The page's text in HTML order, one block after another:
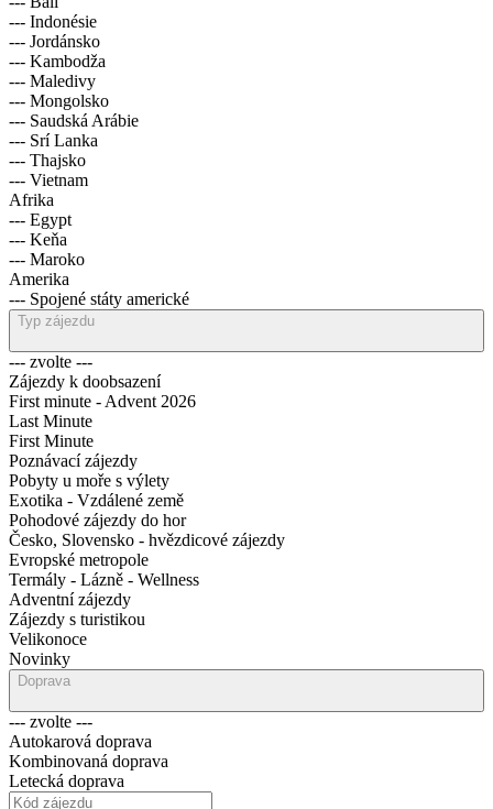
--- Indonésie
--- Jordánsko
--- Kambodža
--- Maledivy
--- Mongolsko
--- Saudská Arábie
--- Srí Lanka
--- Thajsko
--- Vietnam
Afrika
--- Egypt
--- Keňa
--- Maroko
Amerika
--- Spojené státy americké
Typ zájezdu
--- zvolte ---
Zájezdy k doobsazení
First minute - Advent 2026
Last Minute
First Minute
Poznávací zájezdy
Pobyty u moře s výlety
Exotika - Vzdálené země
Pohodové zájezdy do hor
Česko, Slovensko - hvězdicové zájezdy
Evropské metropole
Termály - Lázně - Wellness
Adventní zájezdy
Zájezdy s turistikou
Velikonoce
Novinky
Doprava
--- zvolte ---
Autokarová doprava
Kombinovaná doprava
Letecká doprava